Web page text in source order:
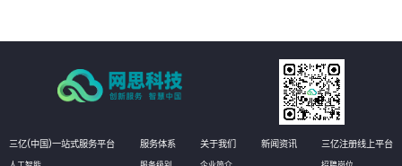
三亿(中国)一站式服务平台 服务体系 关于我们 新闻资讯 三亿注册线上平台